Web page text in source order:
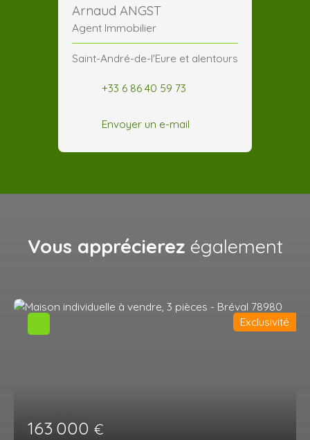
Arnaud ANGST
Agent Immobilier
Saint-André-de-l'Eure et alentours
+33 6 86 40 59 73
Envoyer un e-mail
Vous apprécierez également
163 000 €
Exclusivité